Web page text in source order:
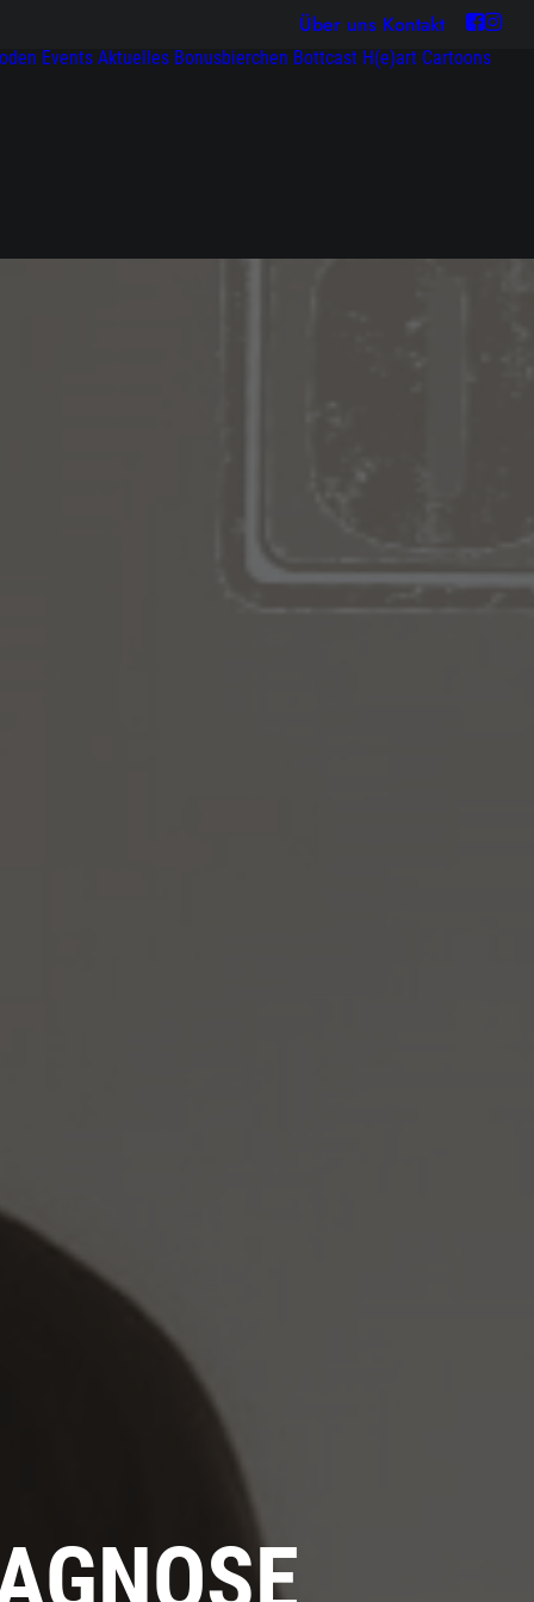
Über uns Kontakt
Events Aktuelles Bonusbierchen Bottcast H(e)art Cartoons